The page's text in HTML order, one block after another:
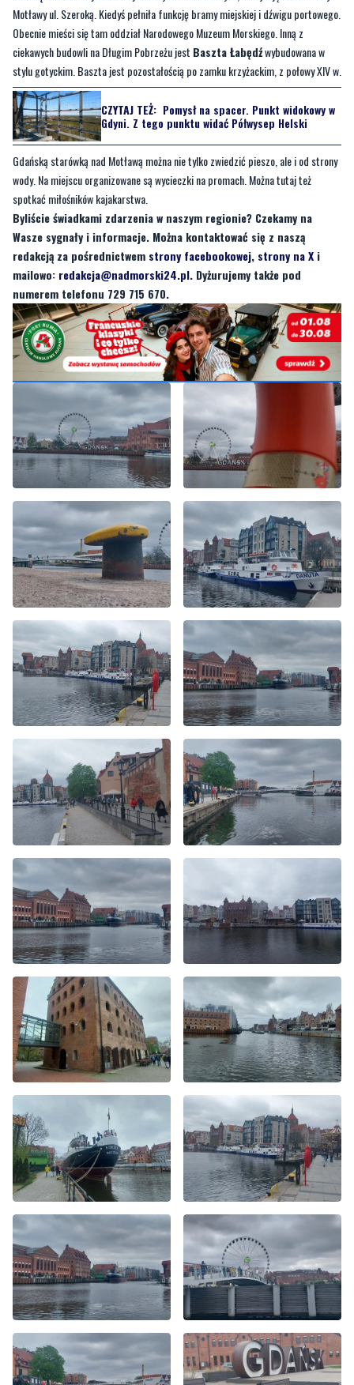
Motławy ul. Szeroką. Kiedyś pełniła funkcję bramy miejskiej i dźwigu portowego.
Obecnie mieści się tam oddział Narodowego Muzeum Morskiego. Inną z
ciekawych budowli na Długim Pobrzeżu jest Baszta Łabędźwybudowana w
stylu gotyckim. Baszta jest pozostałością po zamku krzyżackim, z połowy XIV w.
CZYTAJ TEŻ: Pomysł na spacer. Punkt widokowy w
Gdyni. Z tego punktu widać Półwysep Helski
Gdańską starówką nad Motławą można nie tylko zwiedzić pieszo, ale i od strony
wody. Na miejscu organizowane są wycieczki na promach. Można tutaj też
spotkać miłośników kajakarstwa.
Byliście świadkami zdarzenia w naszym regionie? Czekamy na
Wasze sygnały i informacje. Można kontaktować się z naszą
redakcją za pośrednictwem strony facebookowej, strony na X i
mailowo: redakcja@nadmorski24.pl. Dyżurujemy także pod
numerem telefonu 729 715 670.